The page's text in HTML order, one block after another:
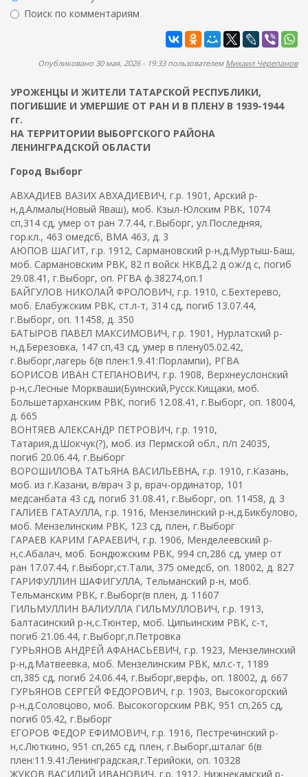
р
и
с
к
а
Поиск по комментариям
Опубликовано 30 мая, 2026 - 19:33 пользователем Михаил Черепанов
УРОЖЕНЦЫ И ЖИТЕЛИ ТАТАРСКОЙ РЕСПУБЛИКИ,
ПОГИБШИЕ И УМЕРШИЕ ОТ РАН И В ПЛЕНУ В 1939-1944
гг.
НА ТЕРРИТОРИИ ВЫБОРГСКОГО РАЙОНА
ЛЕНИНГРАДСКОЙ ОБЛАСТИ
Город Выборг
АВХАДИЕВ ВАЗИХ АВХАДИЕВИЧ, г.р. 1901, Арский р-
н,д.Алмалы(Новый Яваш), моб. Кзыл-Юлским РВК, 1074
сп,314 сд, умер от ран 7.7.44, г.Выборг, ул.Последняя,
гор.кл., 463 омедсб, ВМА 463, д. 3
АЮПОВ ШАГИТ, г.р. 1912, Сармановский р-н,д.Муртыш-Баш,
моб. Сармановским РВК, 82 п войск НКВД,2 д ож/д с, погиб
29.08.41, г.Выборг, оп. РГВА ф.38274,оп.1
БАЙГУЛОВ НИКОЛАЙ ФРОЛОВИЧ, г.р. 1910, с.Бехтерево,
моб. Елабужским РВК, ст.л-т, 314 сд, погиб 13.07.44,
г.Выборг, оп. 11458, д. 350
БАТЫРОВ ПАВЕЛ МАКСИМОВИЧ, г.р. 1901, Нурлатский р-
н,д.Березовка, 147 сп,43 сд, умер в плену05.02.42,
г.Выборг,лагерь 6(в плен:1.9.41:Порлампи), РГВА
БОРИСОВ ИВАН СТЕПАНОВИЧ, г.р. 1908, Верхнеуслонский
р-н,с.Лесные Моркваши(Буинский,Русск.Кищаки, моб.
Большетарханским РВК, погиб 12.08.41, г.Выборг, оп. 18004,
д. 665
ВОНТЯЕВ АЛЕКСАНДР ПЕТРОВИЧ, г.р. 1910,
Татария,д.Шокчук(?), моб. из Пермской обл., п/п 24035,
погиб 20.06.44, г.Выборг
ВОРОШИЛОВА ТАТЬЯНА ВАСИЛЬЕВНА, г.р. 1910, г.Казань,
моб. из г.Казани, в/врач 3 р, врач-ординатор, 101
медсанбата 43 сд, погиб 31.08.41, г.Выборг, оп. 11458, д. 3
ГАЛИЕВ ГАТАУЛЛА, г.р. 1916, Мензелинский р-н,д.Бикбулово,
моб. Мензелинским РВК, 123 сд, плен, г.Выборг
ГАРАЕВ КАРИМ ГАРАЕВИЧ, г.р. 1906, Менделеевский р-
н,с.Абалач, моб. Бондюжским РВК, 994 сп,286 сд, умер от
ран 17.07.44, г.Выборг,ст.Тали, 375 омедсб, оп. 18002, д. 827
ГАРИФУЛЛИН ШАФИГУЛЛА, Тельманский р-н, моб.
Тельманским РВК, г.Выборг(в плен, д. 11607
ГИЛЬМУЛЛИН ВАЛИУЛЛА ГИЛЬМУЛЛОВИЧ, г.р. 1913,
Балтасинский р-н,с.Тюнтер, моб. Ципьинским РВК, с-т,
погиб 21.06.44, г.Выборг,п.Петровка
ГУРЬЯНОВ АНДРЕЙ АФАНАСЬЕВИЧ, г.р. 1923, Мензелинский
р-н,д.Матвеевка, моб. Мензелинским РВК, мл.с-т, 1189
сп,385 сд, погиб 24.06.44, г.Выборг,верфь, оп. 18002, д. 667
ГУРЬЯНОВ СЕРГЕЙ ФЕДОРОВИЧ, г.р. 1903, Высокогорский
р-н,д.Соловцово, моб. Высокогорским РВК, 951 сп,265 сд,
погиб 05.42, г.Выборг
ЕГОРОВ ФЕДОР ЕФИМОВИЧ, г.р. 1916, Пестречинский р-
н,с.Люткино, 951 сп,265 сд, плен, г.Выборг,шталаг 6(в
плен:11.9.41:Ленинградская,г.Терийоки, оп. 10328
ЖУКОВ ВАСИЛИЙ ИВАНОВИЧ, г.р. 1912, Нижнекамский р-